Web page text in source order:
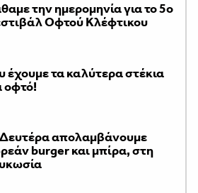
την ημερομηνία για το 5ο
Οφτού Κλέφτικου
έχουμε τα καλύτερα στέκια
οφτό!
απολαμβάνουμε
burger και μπίρα, στη